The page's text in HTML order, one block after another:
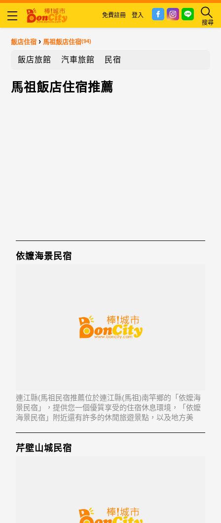
搜尋
免費註冊 登入
飯店住宿 › 馬祖飯店住宿(94)
飯店旅館 汽車旅館 民宿
馬祖飯店住宿推薦
依嬤海景民宿
連江縣(馬祖民宿推薦位於連江縣(馬祖)南竿鄉的「依嬤海
景民宿」，提供您一個優質享受的住宿休息環境，「依嬤
海景民宿」附近還有許多的休閒旅遊景點，以及地方美
芹壁山城民宿